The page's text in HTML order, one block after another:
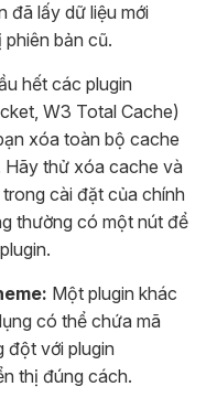
đã lấy dữ liệu mới
bản cũ.
hết các plugin
W3 Total Cache)
xóa toàn bộ cache
Hãy thử xóa cache và
cài đặt của chính
thường có một nút để
Một plugin khác
có thể chứa mã
đột với plugin
thị đúng cách.